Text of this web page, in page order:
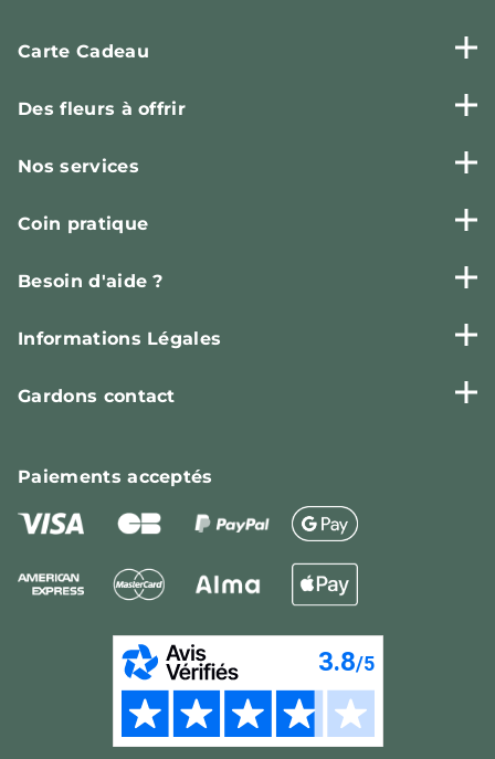
Carte Cadeau
Des fleurs à offrir
Nos services
Coin pratique
Besoin d'aide ?
Informations Légales
Gardons contact
Paiementsacceptés